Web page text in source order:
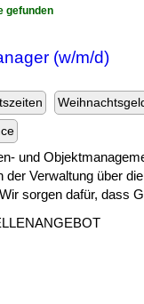
gefunden
(w/m/d)
und
der Verwaltung über die
sorgen dafür, dass